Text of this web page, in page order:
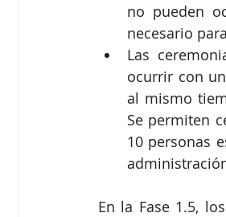
no pueden
necesario
Las
ocurrir con
al mismo
Se permiten
10 personas
En la Fase 1.5,